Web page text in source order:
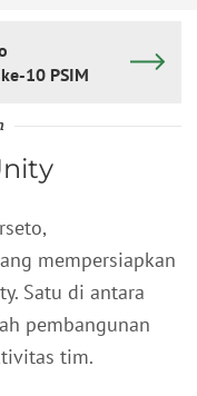
10 PSIM
mempersiapkan
Satu di antara
pembangunan
tim.